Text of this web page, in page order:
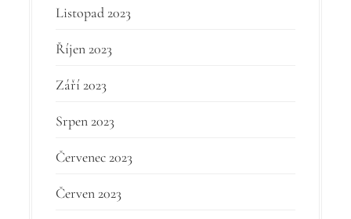
Listopad 2023
Říjen 2023
Září 2023
Srpen 2023
Červenec 2023
Červen 2023